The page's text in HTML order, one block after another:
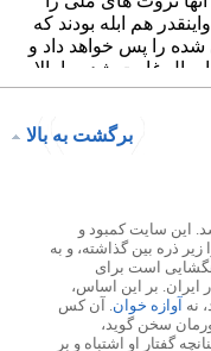
برگشت به بالا
پایه گذاری شد. این سایت کمبود و
ذره بین گذاشته، و به
است برای
ایران. بر این اساس،
نه آوازه خوان. آن کس
سخن گوید،
گفتار او اشتباه و بر